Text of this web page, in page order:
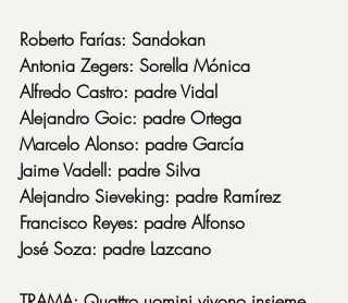
Roberto Farías: Sandokan
Antonia Zegers: Sorella Mónica
Alfredo Castro: padre Vidal
Alejandro Goic: padre Ortega
Marcelo Alonso: padre García
Jaime Vadell: padre Silva
Alejandro Sieveking: padre Ramírez
Francisco Reyes: padre Alfonso
José Soza: padre Lazcano